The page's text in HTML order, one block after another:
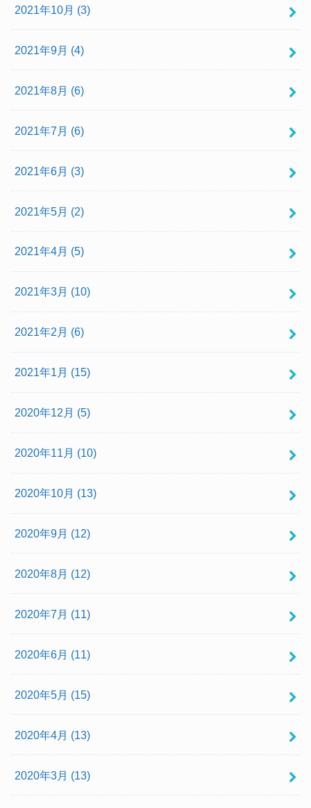
2021年10月 (3)
2021年9月 (4)
2021年8月 (6)
2021年7月 (6)
2021年6月 (3)
2021年5月 (2)
2021年4月 (5)
2021年3月 (10)
2021年2月 (6)
2021年1月 (15)
2020年12月 (5)
2020年11月 (10)
2020年10月 (13)
2020年9月 (12)
2020年8月 (12)
2020年7月 (11)
2020年6月 (11)
2020年5月 (15)
2020年4月 (13)
2020年3月 (13)